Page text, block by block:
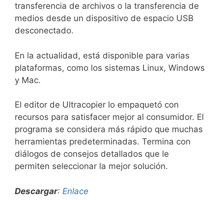
transferencia de archivos o la transferencia de
medios desde un dispositivo de espacio USB
desconectado.
En la actualidad, está disponible para varias
plataformas, como los sistemas Linux, Windows
y Mac.
El editor de Ultracopier lo empaquetó con
recursos para satisfacer mejor al consumidor. El
programa se considera más rápido que muchas
herramientas predeterminadas. Termina con
diálogos de consejos detallados que le
permiten seleccionar la mejor solución.
Descargar: Enlace